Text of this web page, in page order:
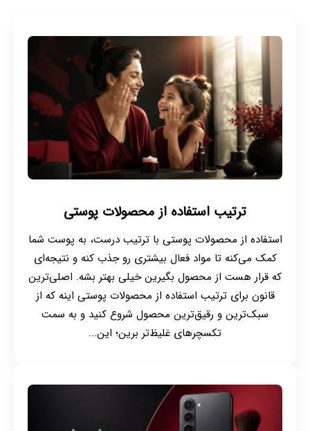
ترتیب استفاده از محصولات پوستی
استفاده از محصولات پوستی با ترتیب درست، به پوست شما
کمک می‌کنه تا مواد فعال بیشتری رو جذب کنه و نتیجه‌ای
که قرار هست از محصول بگیرین خیلی بهتر بشه. اصلی‌ترین
قانون برای ترتیب استفاده از محصولات پوستی اینه که از
سبک‌ترین و رقیق‌ترین محصول شروع کنید و به سمت
تکسچرهای غلیظ‌تر برین؛ این...